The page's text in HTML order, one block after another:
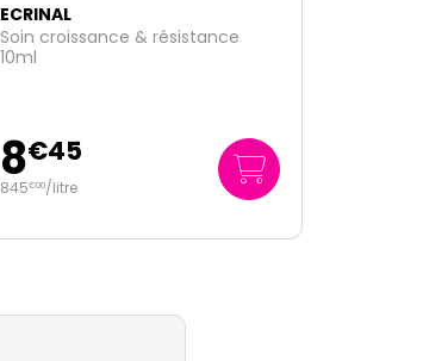
ECRINAL
Durcisseur vitaminé 10ml
6€90
690€00/litre